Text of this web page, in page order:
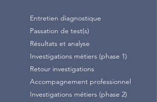
Entretien diagnostique
Passation de test(s)
Résultats et analyse
Investigations métiers (phase 1)
Retour investigations
Accompagnement professionnel
Investigations métiers (phase 2)